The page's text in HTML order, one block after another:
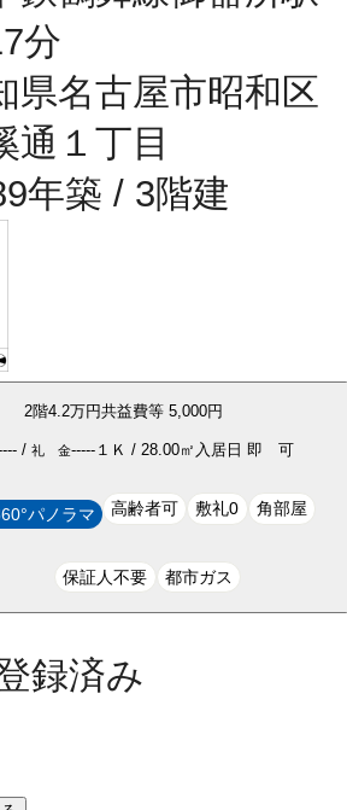
分
県名古屋市昭和区
通１丁目
年築 / 3階建
2階4.2万円共益費等5,000円
/礼 金----- １Ｋ / 28.00㎡ 入居日即 可
パノラマ 高齢者可 敷礼0 角部屋
保証人不要 都市ガス
録済み